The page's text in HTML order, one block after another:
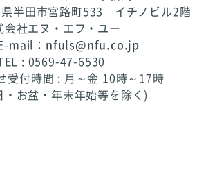
半田市宮路町533 イチノビル2階
会社エヌ・エフ・ユー
mail： nfuls@nfu.co.jp
: 0569-47-6530
受付時間 : 月～金 10時～17時
・お盆・年末年始等を除く)